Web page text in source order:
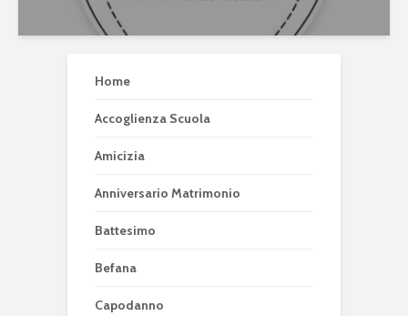
Home
Accoglienza Scuola
Amicizia
Anniversario Matrimonio
Battesimo
Befana
Capodanno